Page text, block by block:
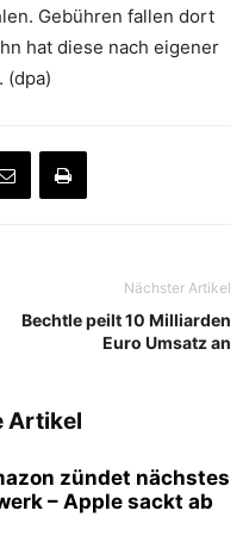
Gebühren fallen dort
hat diese nach eigener
(dpa)
Nächster Artikel
Bechtle peilt 10 Milliarden
Euro Umsatz an
Artikel
zündet nächstes
– Apple sackt ab